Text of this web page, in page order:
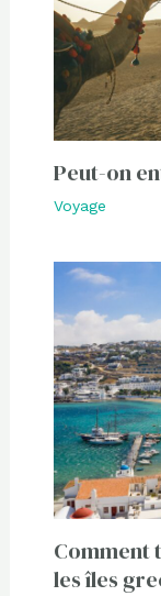
Peut-on
Voyage
Comment
les îles